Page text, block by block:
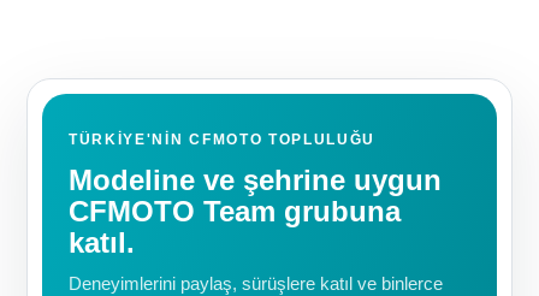
TÜRKIYE'NIN CFMOTO TOPLULUĞU
Modeline ve şehrine uygun
CFMOTO Team grubuna
katıl.
Deneyimlerini paylaş, sürüşlere katıl ve binlerce